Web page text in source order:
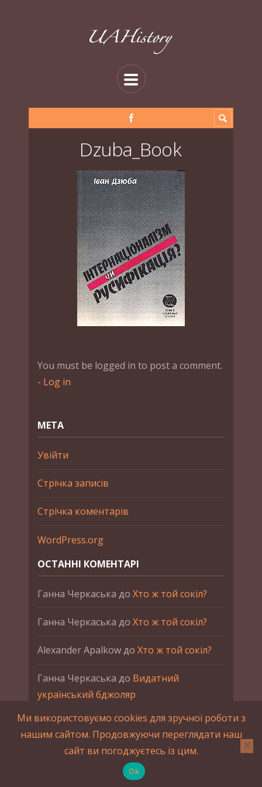
Dzuba_Book
You must be logged in to post a comment.
- Log in
МЕТА
Увійти
Стрічка записів
Стрічка коментарів
WordPress.org
ОСТАННІ КОМЕНТАРІ
Ганна Черкаська до Хто ж той сокіл?
Ганна Черкаська до Хто ж той сокіл?
Alexander Apalkowдо Хто ж той сокіл?
Ганна Черкаська до Видатний
український бджоляр
Ганна ЧеркаськадоПетро Франко
2015-2023 © UAHistory Всі права застережено.
При використанні матеріалів сайта обов'язкове
зворотнє посилання.
Ми використовуємо cookies для зручної роботи з
нашим сайтом. Продовжуючи переглядати наш
сайт ви погоджуєтесь із цим.
Ok